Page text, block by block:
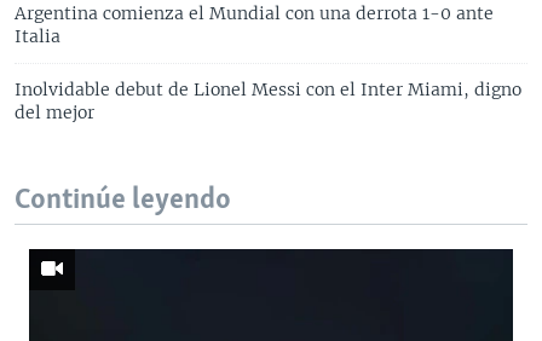
Argentina comienza el Mundial con una derrota 1-0 ante
Italia
Inolvidable debut de Lionel Messi con el Inter Miami, digno
del mejor
Continúe leyendo